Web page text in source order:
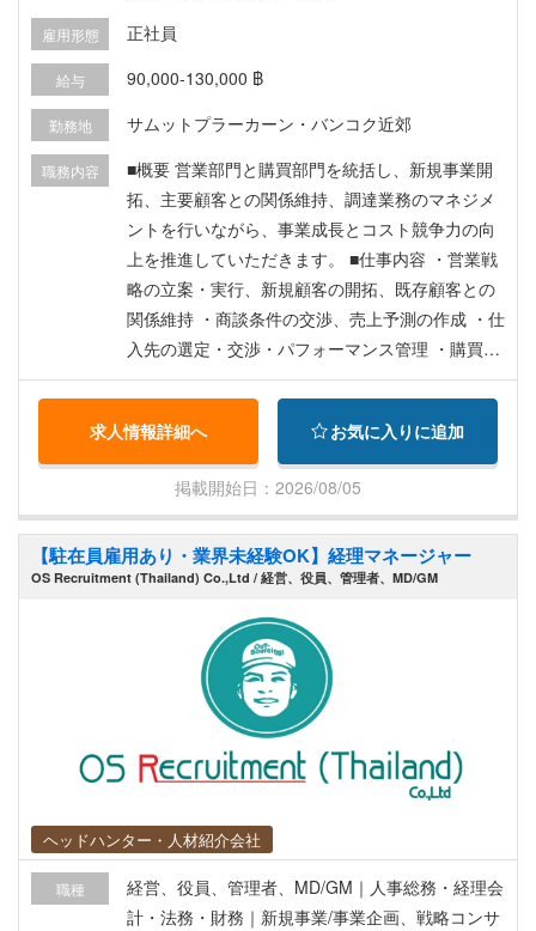
雇用形態 正社員
給与 90,000-130,000 ฿
勤務地 サムットプラーカーン・バンコク近郊
職務内容
■概要 営業部門と購買部門を統括し、新規事業開
拓、主要顧客との関係維持、調達業務のマネジメ
ントを行いながら、事業成長とコスト競争力の向
上を推進していただきます。 ■仕事内容 ・営業戦
略の立案・実行、新規顧客の開拓、既存顧客との
関係維持 ・商談条件の交渉、売上予測の作成 ・仕
入先の選定・交渉・パフォーマンス管理 ・購買コ
ストの管理、適時調達の徹底 ・営業部門・購買部
門のマネジメント、経営陣への業績報告
求人情報詳細へ
お気に入りに追加
掲載開始日：2026/08/05
【駐在員雇用あり・業界未経験OK】経理マネージャー
OS Recruitment (Thailand) Co.,Ltd / 経営、役員、管理者、MD/GM
ヘッドハンター・人材紹介会社
職種
経営、役員、管理者、MD/GM｜人事総務・経理会
計・法務・財務｜新規事業/事業企画、戦略コンサ